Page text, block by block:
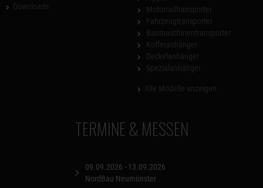
TERMINE & MESSEN
09.09.2026 - 13.09.2026
NordBau Neumünster